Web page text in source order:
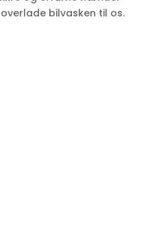
bilvasken til os.